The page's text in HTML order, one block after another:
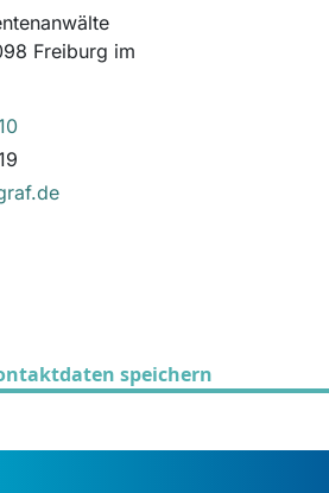
Freiburg im
speichern